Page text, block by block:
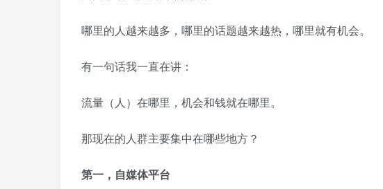
哪里的人越来越多，哪里的话题越来越热，哪里就有机会。
有一句话我一直在讲：
流量（人）在哪里，机会和钱就在哪里。
那现在的人群主要集中在哪些地方？
第一，自媒体平台